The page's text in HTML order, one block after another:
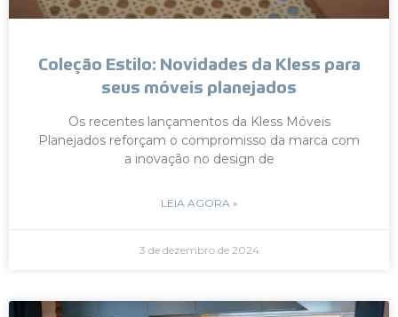
Coleção Estilo: Novidades da Kless para
seus móveis planejados
Os recentes lançamentos da Kless Móveis
Planejados reforçam o compromisso da marca com
a inovação no design de
LEIA AGORA »
3 de dezembro de 2024